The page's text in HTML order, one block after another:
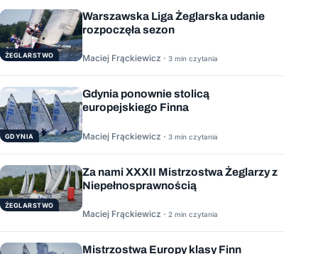
ŻEGLARSTWO
Warszawska Liga Żeglarska udanie
rozpoczęła sezon
Maciej Frąckiewicz · 3 min czytania
GDYNIA
Gdynia ponownie stolicą
europejskiego Finna
Maciej Frąckiewicz · 3 min czytania
ŻEGLARSTWO
Za nami XXXII Mistrzostwa Żeglarzy z
Niepełnosprawnością
Maciej Frąckiewicz · 2 min czytania
Mistrzostwa Europy klasy Finn